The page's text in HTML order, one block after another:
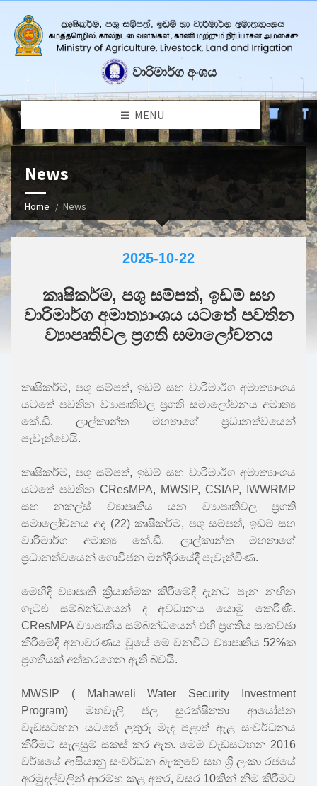
වාරිමාර්ග අංශය
MENU
News
Home News
2025-10-22
කෘෂිකර්ම, පශු සම්පත්, ඉඩම් සහ
වාරිමාර්ග අමාත්‍යාංශය යටතේ පවතින
ව්‍යාපෘතිවල ප්‍රගති සමාලෝචනය
කෘෂිකර්ම, පශු සම්පත්, ඉඩම් සහ වාරිමාර්ග අමාත්‍යාංශය
යටතේ පවතින ව්‍යාපෘතිවල ප්‍රගති සමාලෝචනය අමාත්‍ය
කේ.ඩී. ලාල්කාන්ත මහතාගේ ප්‍රධානත්වයෙන්
පැවැත්වෙයි.
කෘෂිකර්ම, පශු සම්පත්, ඉඩම් සහ වාරිමාර්ග අමාත්‍යාංශය
යටතේ පවතින CResMPA, MWSIP, CSIAP, IWWRMP
සහ නකල්ස් ව්‍යාපෘතිය යන ව්‍යාපෘතිවල ප්‍රගති
සමාලෝචනය අද (22) කෘෂිකර්ම, පශු සම්පත්, ඉඩම් සහ
වාරිමාර්ග අමාත්‍ය කේ.ඩී. ලාල්කාන්ත මහතාගේ
ප්‍රධානත්වයෙන් ගොවිජන මන්දිරයේදී පැවැත්විණ.
මෙහිදී ව්‍යාපෘති ක්‍රියාත්මක කිරීමේදී දැනට පැන නඟින
ගැටළු සම්බන්ධයෙන් ද අවධානය යොමු කෙරිණි.
CResMPA ව්‍යාපෘතිය සම්බන්ධයෙන් එහි ප්‍රගතිය සාකච්ඡා
කිරීමේදී අනාවරණය වූයේ මේ වනවිට ව්‍යාපෘතිය 52%ක
ප්‍රගතියක් අත්කරගෙන ඇති බවයි.
MWSIP ( Mahaweli Water Security Investment
Program) මහවැලි ජල සුරක්ෂිතතා ආයෝජන
වැඩසටහන යටතේ උතුරු මැද පළාත් ඇළ සංවර්ධනය
කිරීමට සැලසුම් සකස් කර ඇත. මෙම වැඩසටහන 2016
වර්ෂයේ ආසියානු සංවර්ධන බැංකුවේ සහ ශ්‍රී ලංකා රජයේ
අරමුදල්වලින් ආරම්භ කළ අතර, වසර 10කින් නිම කිරීමට